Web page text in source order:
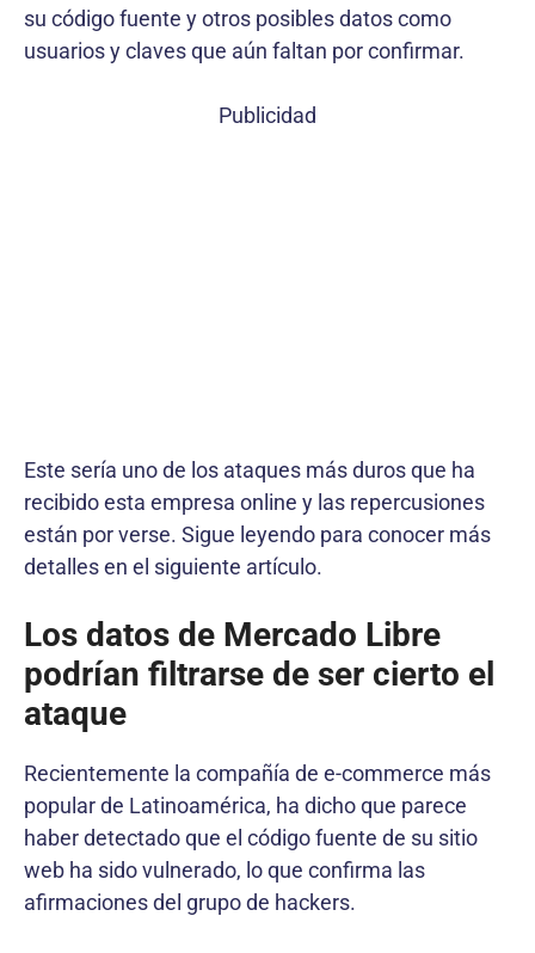
su código fuente y otros posibles datos como
usuarios y claves que aún faltan por confirmar.
Publicidad
Este sería uno de los ataques más duros que ha
recibido esta empresa online y las repercusiones
están por verse. Sigue leyendo para conocer más
detalles en el siguiente artículo.
Los datos de Mercado Libre
podrían filtrarse de ser cierto el
ataque
Recientemente la compañía de e-commerce más
popular de Latinoamérica, ha dicho que parece
haber detectado que el código fuente de su sitio
web ha sido vulnerado, lo que confirma las
afirmaciones del grupo de hackers.